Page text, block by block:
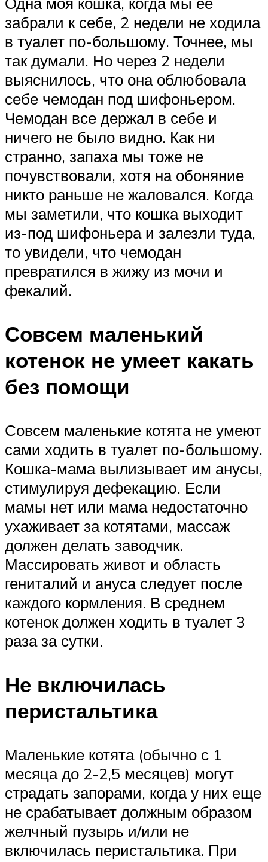
забрали к себе, 2 недели не ходила
в туалет по-большому. Точнее, мы
так думали. Но через 2 недели
выяснилось, что она облюбовала
себе чемодан под шифоньером.
Чемодан все держал в себе и
ничего не было видно. Как ни
странно, запаха мы тоже не
почувствовали, хотя на обоняние
никто раньше не жаловался. Когда
мы заметили, что кошка выходит
из-под шифоньера и залезли туда,
то увидели, что чемодан
превратился в жижу из мочи и
фекалий.
Совсем маленький
котенок не умеет какать
без помощи
Совсем маленькие котята не умеют
сами ходить в туалет по-большому.
Кошка-мама вылизывает им анусы,
стимулируя дефекацию. Если
мамы нет или мама недостаточно
ухаживает за котятами, массаж
должен делать заводчик.
Массировать живот и область
гениталий и ануса следует после
каждого кормления. В среднем
котенок должен ходить в туалет 3
раза за сутки.
Не включилась
перистальтика
Маленькие котята (обычно с 1
месяца до 2-2,5 месяцев) могут
страдать запорами, когда у них еще
не срабатывает должным образом
желчный пузырь и/или не
включилась перистальтика. При